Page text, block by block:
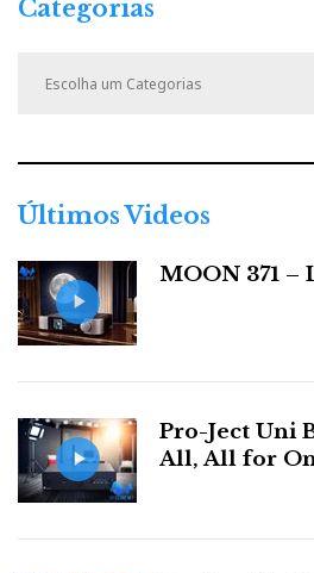
Categorias
r
i
s
Últimos Videos
MOON 371 –
Pro-Ject Uni
All, All for